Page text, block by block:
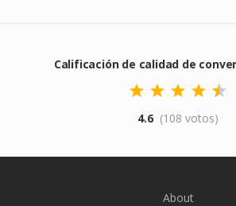
Calificación de calidad de
4.6 (108 votos)
About